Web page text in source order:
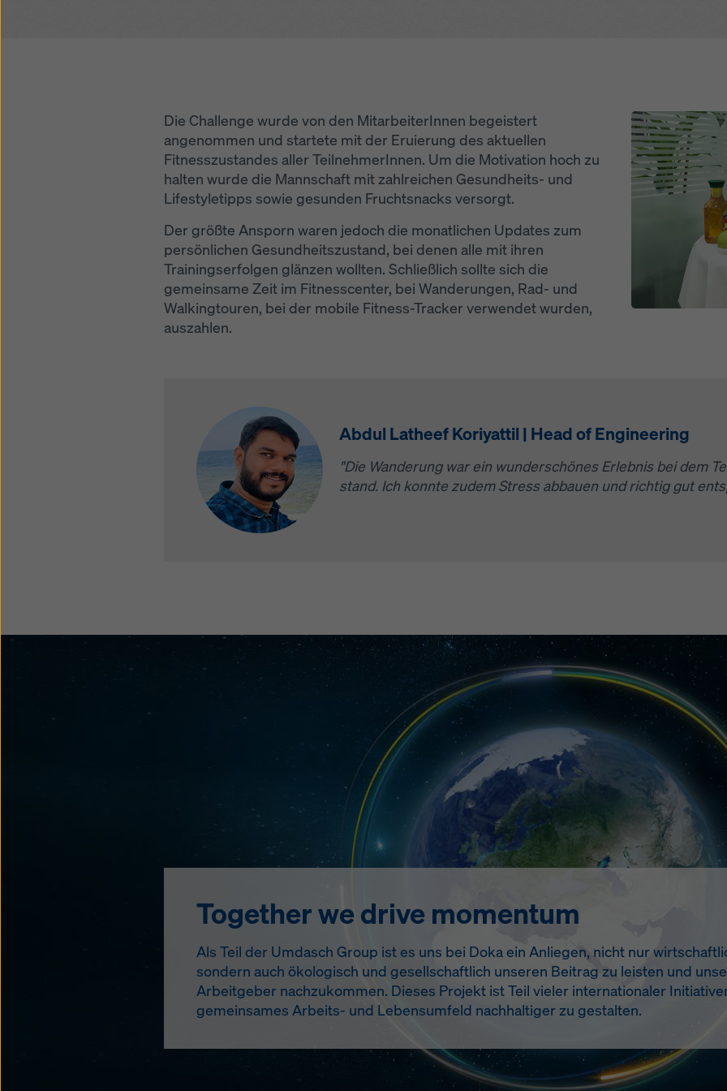
Die Challenge wurde von den MitarbeiterInnen begeistert
angenommen und startete mit der Eruierung des aktuellen
Fitnesszustandes aller TeilnehmerInnen. Um die Motivation hoch zu
halten wurde die Mannschaft mit zahlreichen Gesundheits- und
Lifestyletipps sowie gesunden Fruchtsnacks versorgt.
Der größte Ansporn waren jedoch die monatlichen Updates zum
persönlichen Gesundheitszustand, bei denen alle mit ihren
Trainingserfolgen glänzen wollten. Schließlich sollte sich die
gemeinsame Zeit im Fitnesscenter, bei Wanderungen, Rad- und
Walkingtouren, bei der mobile Fitness-Tracker verwendet wurden,
auszahlen.
Open
Abdul Latheef Koriyattil | Head of Engineering
"Die Wanderung war ein wunderschönes Erlebnis bei dem
stand. Ich konnte zudem Stress abbauen und richtig gut
Together we drive momentum
Als Teil der Umdasch Group ist es uns bei Doka ein Anliegen, nicht nur
sondern auch ökologisch und gesellschaftlich unseren Beitrag zu leisten und
Arbeitgeber nachzukommen. Dieses Projekt ist Teil vieler internationaler
gemeinsames Arbeits- und Lebensumfeld nachhaltiger zu gestalten.